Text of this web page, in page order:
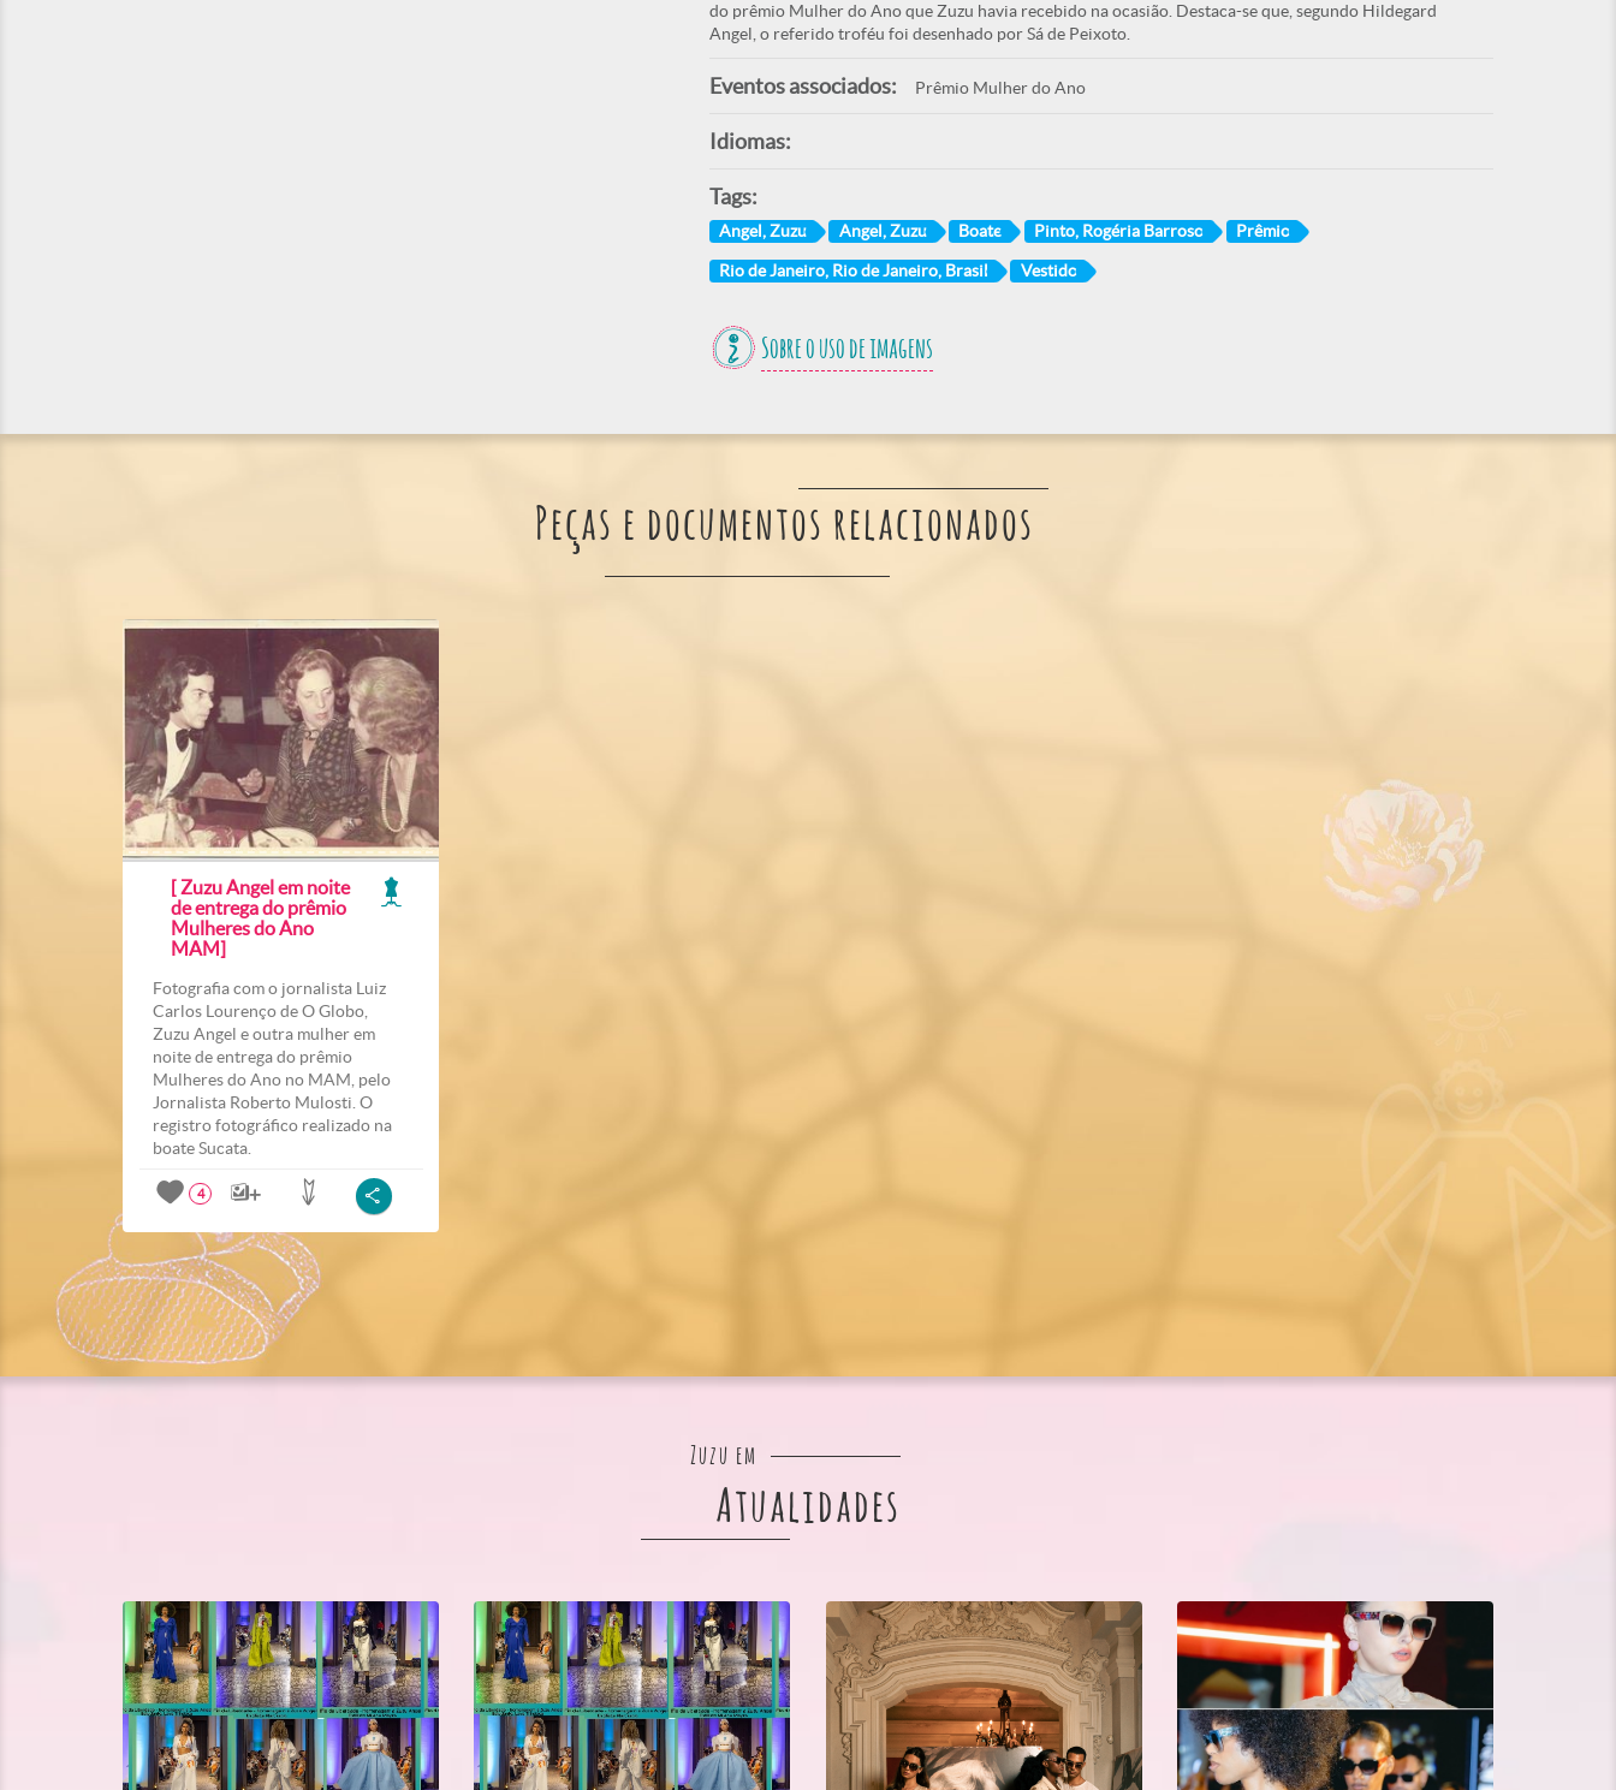
do prêmio Mulher do Ano que Zuzu havia recebido na ocasião. Destaca-se que, segundo Hildegard
Angel, o referido troféu foi desenhado por Sá de Peixoto.
Eventos associados: Prêmio Mulher do Ano
Idiomas:
Tags:
Angel, Zuzu Angel, Zuzu Boate Pinto, Rogéria Barroso Prêmio
Rio de Janeiro, Rio de Janeiro, Brasil Vestido
Sobre o uso de imagens
Peças e documentos relacionados
[ Zuzu Angel em noite
de entrega do prêmio
Mulheres do Ano
MAM]
Fotografia com o jornalista Luiz
Carlos Lourenço de O Globo,
Zuzu Angel e outra mulher em
noite de entrega do prêmio
Mulheres do Ano no MAM, pelo
Jornalista Roberto Mulosti. O
registro fotográfico realizado na
boate Sucata.
4
Zuzu em
Atualidades